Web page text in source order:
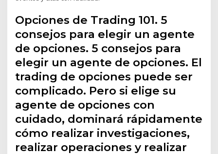
Opciones de Trading 101. 5
consejos para elegir un agente
de opciones. 5 consejos para
elegir un agente de opciones. El
trading de opciones puede ser
complicado. Pero si elige su
agente de opciones con
cuidado, dominará rápidamente
cómo realizar investigaciones,
realizar operaciones y realizar